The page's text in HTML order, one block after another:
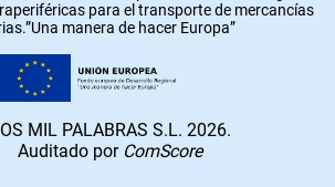
para el transporte de mercancías
manera de hacer Europa”
MIL PALABRAS S.L. 2026.
Auditado por ComScore